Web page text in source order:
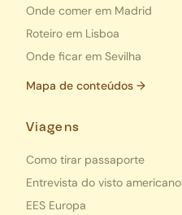
Onde comer em Madrid
Roteiro em Lisboa
Onde ficar em Sevilha
Mapa de conteúdos →
Viagens
Como tirar passaporte
Entrevista do visto americano
EES Europa